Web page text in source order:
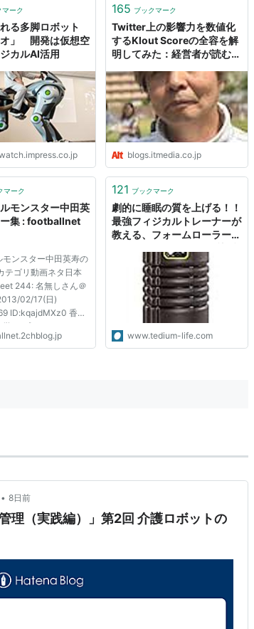
マーク
る多脚ロボット
オ」 開発は仮想空
カルAI活用
165 ブックマーク
Twitter上の影響力を数値化
するKlout Scoreの全容を解
明してみた：経営者が読む
ADAS業界日報 by 今泉大
輔：オルタナティブ・ブログ
blogs.itmedia.co.jp
マーク
モンスター中田英
集 : footballnet
モンスター中田英寿の
テゴリ動画ネタ日本
244: 名無しさん＠
02/17(日)
ID:kqajdMXz0 香川
学べ プレッシャーを
にどうするのか 中
121 ブックマーク
劇的に睡眠の質を上げる！！
最強フィジカルトレーナーが
教える、フォームローラー
できる肉体への改善方法
www.tedium-life.com
• 8日前
理（実践編）」第2回 介護ロボットの